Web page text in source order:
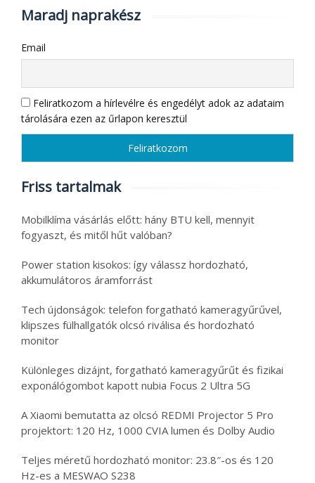
Maradj naprakész
Email
Feliratkozom a hírlevélre és engedélyt adok az adataim
tárolására ezen az űrlapon keresztül
Friss tartalmak
Mobilklíma vásárlás előtt: hány BTU kell, mennyit
fogyaszt, és mitől hűt valóban?
Power station kisokos: így válassz hordozható,
akkumulátoros áramforrást
Tech újdonságok: telefon forgatható kameragyűrűvel,
klipszes fülhallgatók olcsó riválisa és hordozható
monitor
Különleges dizájnt, forgatható kameragyűrűt és fizikai
exponálógombot kapott nubia Focus 2 Ultra 5G
A Xiaomi bemutatta az olcsó REDMI Projector 5 Pro
projektort: 120 Hz, 1000 CVIA lumen és Dolby Audio
Teljes méretű hordozható monitor: 23.8″-os és 120
Hz-es a MESWAO S238